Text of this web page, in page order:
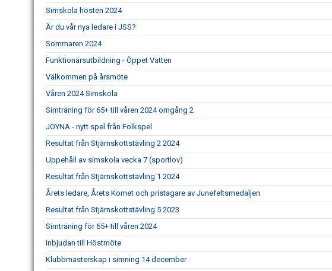
Simskola hösten 2024
Är du vår nya ledare i JSS?
Sommaren 2024
Funktionärsutbildning - Öppet Vatten
Välkommen på årsmöte
Våren 2024 Simskola
Simträning för 65+ till våren 2024 omgång 2
JOYNA - nytt spel från Folkspel
Resultat från Stjärnskottstävling 2 2024
Uppehåll av simskola vecka 7 (sportlov)
Resultat från Stjärnskottstävling 1 2024
Årets ledare, Årets Komet och pristagare av Junefeltsmedaljen
Resultat från Stjärnskottstävling 5 2023
Simträning för 65+ till våren 2024
Inbjudan till Höstmöte
Klubbmästerskap i simning 14 december